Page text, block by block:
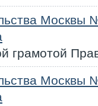
Москвы
грамотой
Москвы